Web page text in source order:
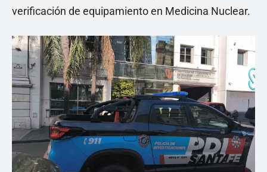
verificación de equipamiento en Medicina Nuclear.